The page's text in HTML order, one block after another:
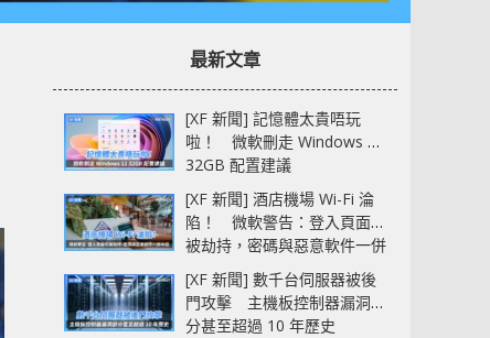
最新文章
[XF 新聞] 記憶體太貴唔玩
啦！ 微軟刪走 Windows 11
32GB 配置建議
[XF 新聞] 酒店機場 Wi-Fi 淪
陷！ 微軟警告：登入頁面可
被劫持，密碼與惡意軟件一併
中招
[XF 新聞] 數千台伺服器被後
門攻擊 主機板控制器漏洞部
分甚至超過 10 年歷史